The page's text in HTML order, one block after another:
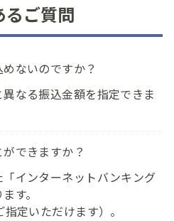
るご質問
ないのですか？
なる振込金額を指定できま
できますか？
インターネットバンキング
す。
定いただけます）。